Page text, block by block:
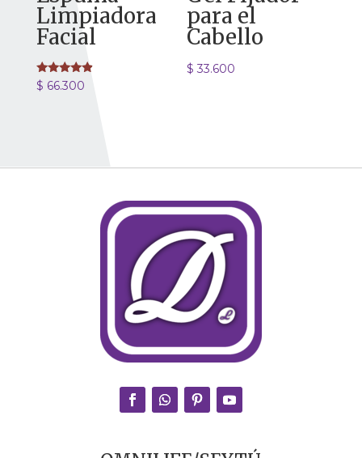
Limpiadora
Facial
Valorado
con
$ 66.300
para el
Cabello
$ 33.600